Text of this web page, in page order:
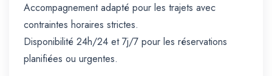
Accompagnement adapté pour les trajets avec
contraintes horaires strictes.
Disponibilité 24h/24 et 7j/7 pour les réservations
planifiées ou urgentes.